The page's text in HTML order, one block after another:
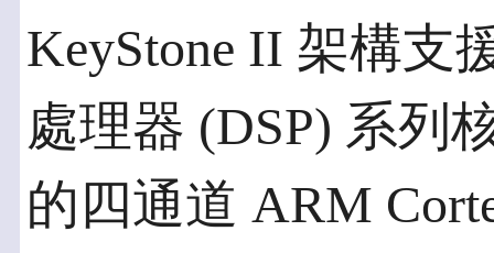
KeyStone II 架構支
處理器 (DSP) 系列
的四通道 ARM